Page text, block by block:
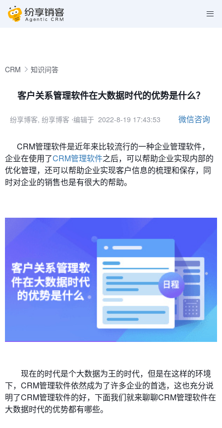
CRM 知识问答
客户关系管理软件在大数据时代的优势是什么？
纷享博客, 纷享博客 ⋅编辑于 2022-8-19 17:43:53 微信咨询
CRM管理软件是近年来比较流行的一种企业管理软件，
企业在使用了CRM管理软件之后，可以帮助企业实现内部的
优化管理，还可以帮助企业实现客户信息的梳理和保存，同
时对企业的销售也是有很大的帮助。
现在的时代是个大数据为王的时代，但是在这样的环境
下，CRM管理软件依然成为了许多企业的首选，这也充分说
明了CRM管理软件的好，下面我们就来聊聊CRM管理软件在
大数据时代的优势都有哪些。